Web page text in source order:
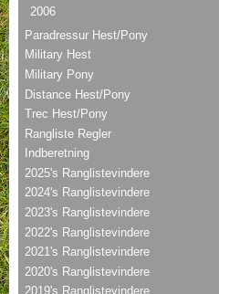
2006
Paradressur Hest/Pony
Military Hest
Military Pony
Distance Hest/Pony
Trec Hest/Pony
Rangliste Regler
Indberetning
2025's Ranglistevindere
2024's Ranglistevindere
2023's Ranglistevindere
2022's Ranglistevindere
2021's Ranglistevindere
2020's Ranglistevindere
2019's Ranglistevindere